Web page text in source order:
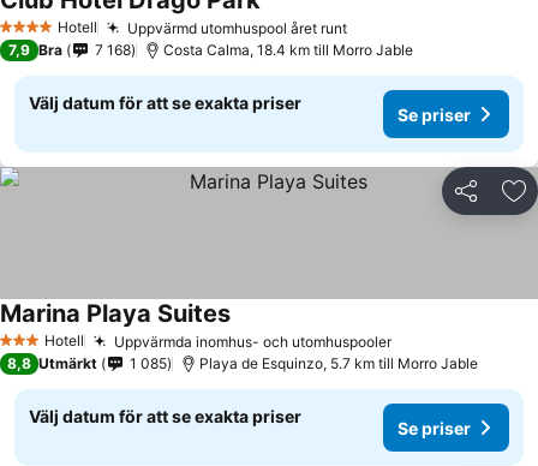
4 StjärnorHotell Uppvärmd utomhuspool året runt
7,9 Bra 7 168 Costa Calma, 18.4 km till Morro Jable
Välj datum för att se exakta priser
Se priser
Dela
3 StjärnorHotell Uppvärmda inomhus- och utomhuspooler
Marina Playa Suites
8,8 Utmärkt 1 085 Playa de Esquinzo, 5.7 km till Morro Jable
Välj datum för att se exakta priser
Se priser